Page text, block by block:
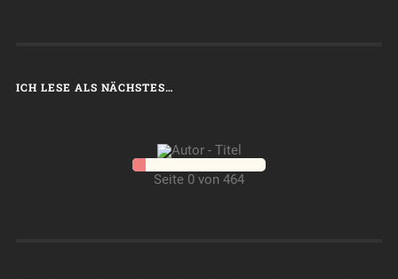
ICH LESE ALS NÄCHSTES…
Seite 0 von 464